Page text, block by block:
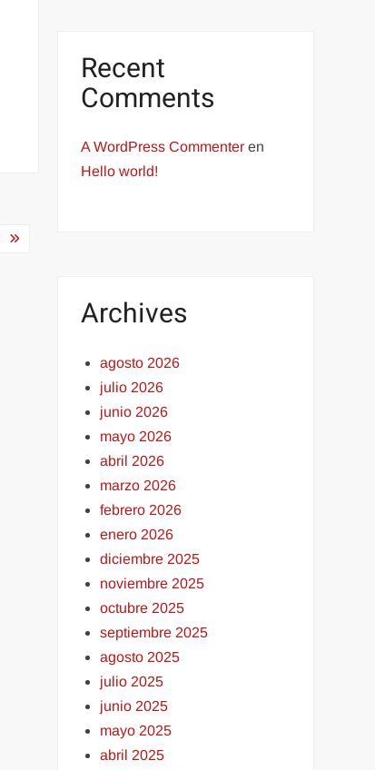
Recent
Comments
A WordPress Commenter en
Hello world!
Archives
agosto 2026
julio 2026
junio 2026
mayo 2026
abril 2026
marzo 2026
febrero 2026
enero 2026
diciembre 2025
noviembre 2025
octubre 2025
septiembre 2025
agosto 2025
julio 2025
junio 2025
mayo 2025
abril 2025